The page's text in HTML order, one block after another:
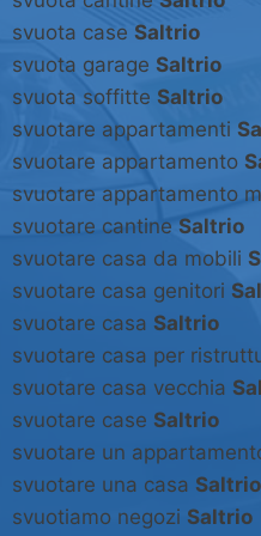
svuota case Saltrio
svuota garage Saltrio
svuota soffitte Saltrio
svuotare appartamenti
svuotare appartamento
svuotare appartamento
svuotare cantine Saltrio
svuotare casa da mobili
svuotare casa genitori
svuotare casa Saltrio
svuotare casa per
svuotare casa vecchia
svuotare case Saltrio
svuotare un
svuotare una casa Saltrio
svuotiamo negozi Saltrio